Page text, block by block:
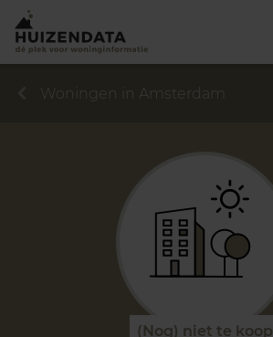
Woningen in Amsterdam
(Nog) niet te koop